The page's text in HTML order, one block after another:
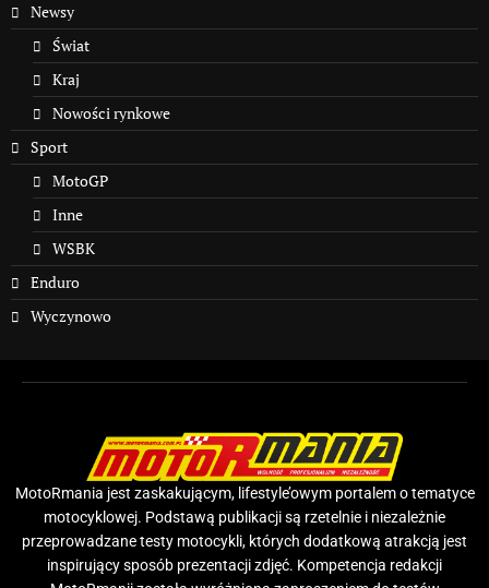
Newsy
Świat
Kraj
Nowości rynkowe
Sport
MotoGP
Inne
WSBK
Enduro
Wyczynowo
MotoRmania jest zaskakującym, lifestyle’owym portalem o tematyce
motocyklowej. Podstawą publikacji są rzetelnie i niezależnie
przeprowadzane testy motocykli, których dodatkową atrakcją jest
inspirujący sposób prezentacji zdjęć. Kompetencja redakcji